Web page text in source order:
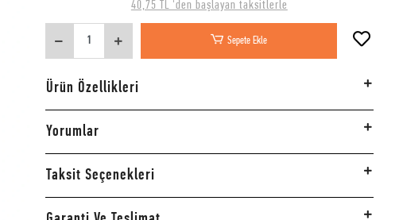
40,75 TL 'den başlayan taksitlerle
Sepete Ekle
Ürün Özellikleri
Yorumlar
Taksit Seçenekleri